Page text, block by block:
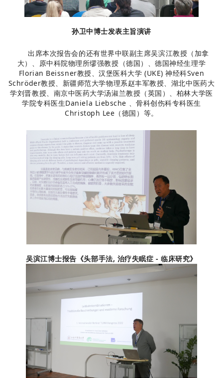
孙卫中博士发表主旨演讲
出席本次报告会的还有世界中联副主席吴滨江教授（加拿
大）、原中科院物理所缪强教授（德国）、德国神经生理学
Florian Beissner教授、汉堡医科大学 (UKE) 神经科Sven
Schröder教授、新疆师范大学物理系赵丰军教授、湖北中医药大
学刘晋教授、南京中医药大学汤淑兰教授（英国）、柏林大学医
学院专科医生Daniela Liebsche 、骨科创伤科专科医生
Christoph Lee（德国）等。
吴滨江博士报告《头部手法, 治疗失眠症 - 临床研究》